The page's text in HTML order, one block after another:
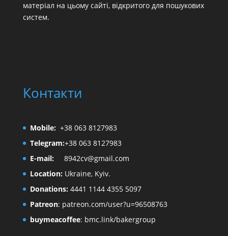
матеріал на цьому сайті, відкритого для пошукових
систем.
Контакти
Mobile: +38 063 8127983
Telegram:+38 063 8127983
E-mail:
8942cv@gmail.com
Location:Ukraine, Kyiv.
Donations:4441 1144 4355 5097
Patreon: patreon.com/user?u=96508763
buymeacoffee: bmc.link/bakergroup